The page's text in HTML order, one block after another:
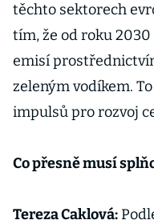
těchto sektorech
tím, že od roku
emisí
zeleným vodíkem.
impulsů pro rozvoj
Co přesně musí
Tereza Caklová: